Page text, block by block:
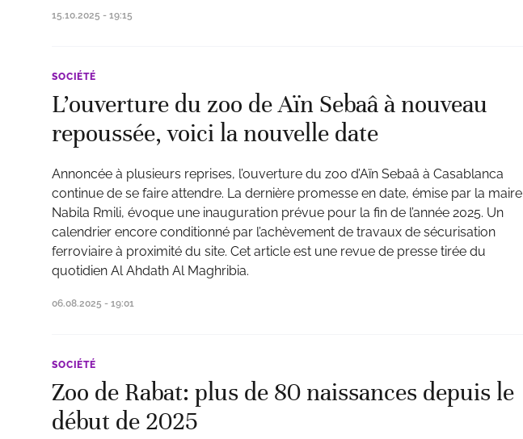
15.10.2025 - 19:15
SOCIÉTÉ
L’ouverture du zoo de Aïn Sebaâ à nouveau
repoussée, voici la nouvelle date
Annoncée à plusieurs reprises, l’ouverture du zoo d’Aïn Sebaâ à Casablanca
continue de se faire attendre. La dernière promesse en date, émise par la maire
Nabila Rmili, évoque une inauguration prévue pour la fin de l’année 2025. Un
calendrier encore conditionné par l’achèvement de travaux de sécurisation
ferroviaire à proximité du site. Cet article est une revue de presse tirée du
quotidien Al Ahdath Al Maghribia.
06.08.2025 - 19:01
SOCIÉTÉ
Zoo de Rabat: plus de 80 naissances depuis le
début de 2025